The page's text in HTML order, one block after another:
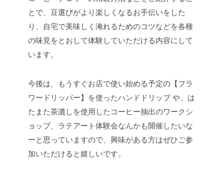
とで、豆選びがより楽しくなるお手伝いをした
り、自宅で美味しく淹れるためのコツなどを各種
の味見をとおして体験していただける内容にして
います。
今後は、もうすぐお店で使い始める予定の【フラ
ワードリッパー】を使ったハンドドリップ や、は
たまた茶漉しを使用したコーヒー抽出のワークシ
ョップ、ラテアート体験会なんかも開催したいな
ーと思っていますので、興味がある方はぜひご参
加いただけると嬉しいです。